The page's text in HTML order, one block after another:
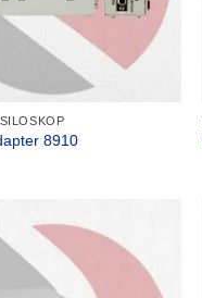
8910